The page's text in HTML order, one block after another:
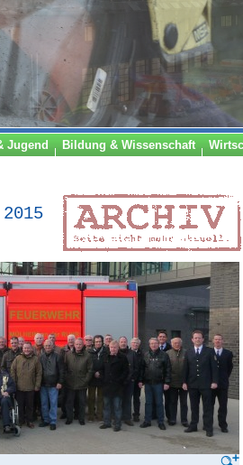
Jugend Bildung & Wissenschaft